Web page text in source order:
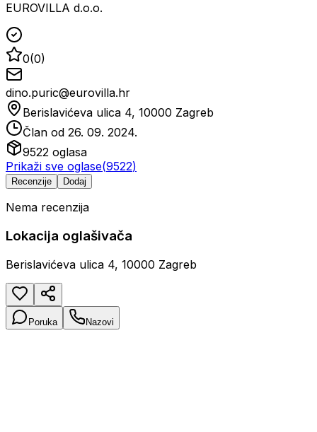
EUROVILLA d.o.o.
0(0)
dino.puric@eurovilla.hr
Berislavićeva ulica 4, 10000 Zagreb
Član od 26. 09. 2024.
9522 oglasa
Prikaži sve oglase(9522)
Recenzije Dodaj
Nema recenzija
Lokacija oglašivača
Berislavićeva ulica 4, 10000 Zagreb
Poruka Nazovi